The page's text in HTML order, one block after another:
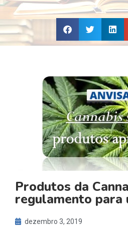
Produtos da
regulamento para
dezembro 3, 2019